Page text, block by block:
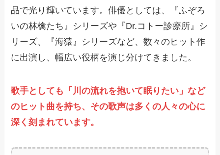
品で光り輝いています。俳優としては、『ふぞろ
いの林檎たち』シリーズや『Dr.コトー診療所』シ
リーズ、『海猿』シリーズなど、数々のヒット作
に出演し、幅広い役柄を演じ分けてきました。
歌手としても「川の流れを抱いて眠りたい」など
のヒット曲を持ち、その歌声は多くの人々の心に
深く刻まれています。